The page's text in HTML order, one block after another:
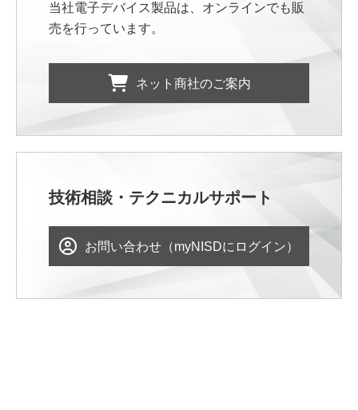
当社電子デバイス製品は、オンラインでも販
売を行っています。
ネット商社のご案内
技術相談・テクニカルサポート
お問い合わせ（myNISDにログイン）